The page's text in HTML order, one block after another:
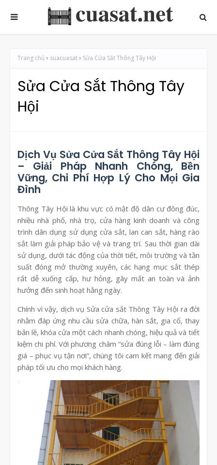
Trang chủ suacuasat Sửa Cửa Sắt Thông Tây Hội
Sửa Cửa Sắt Thông Tây
Hội
Dịch Vụ Sửa Cửa Sắt Thông Tây Hội
– Giải Pháp Nhanh Chóng, Bền
Vững, Chi Phí Hợp Lý Cho Mọi Gia
Đình
Thông Tây Hội là khu vực có mật độ dân cư đông đúc,
nhiều nhà phố, nhà trọ, cửa hàng kinh doanh và công
trình dân dụng sử dụng cửa sắt, lan can sắt, hàng rào
sắt làm giải pháp bảo vệ và trang trí. Sau thời gian dài
sử dụng, dưới tác động của thời tiết, môi trường và tần
suất đóng mở thường xuyên, các hạng mục sắt thép
rất dễ xuống cấp, hư hỏng, gây mất an toàn và ảnh
hưởng đến sinh hoạt hằng ngày.
Chính vì vậy, dịch vụ Sửa cửa sắt Thông Tây Hội ra đời
nhằm đáp ứng nhu cầu sửa chữa, hàn sắt, gia cố, thay
bản lề, khóa cửa một cách nhanh chóng, hiệu quả và tiết
kiệm chi phí. Với phương châm “sửa đúng lỗi – làm đúng
giá – phục vụ tận nơi”, chúng tôi cam kết mang đến giải
pháp tối ưu cho mọi khách hàng.